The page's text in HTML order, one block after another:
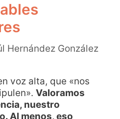
Hernández González
voz alta, que «nos
Valoramos
nuestro
Al menos, eso